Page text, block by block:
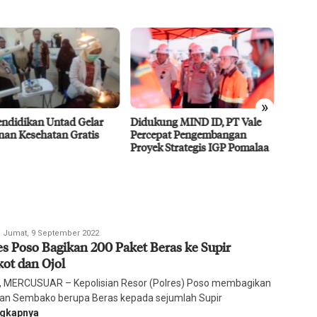
»
Untad Gelar
Kesehatan Gratis
Didukung MIND ID, PT Vale
Percepat Pengembangan
Proyek Strategis IGP Pomalaa
Jumat, 9 September 2022
Poso Bagikan 200 Paket Beras ke Supir
dan Ojol
MERCUSUAR – Kepolisian Resor (Polres) Poso membagikan
Sembako berupa Beras kepada sejumlah Supir